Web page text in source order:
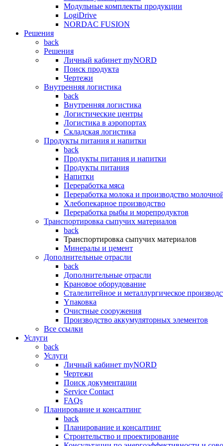
Модульные комплекты продукции
LogiDrive
NORDAC FUSION
Решения
back
Решения
Личный кабинет myNORD
Поиск продукта
Чертежи
Внутренняя логистика
back
Внутренняя логистика
Логистические центры
Логистика в аэропортах
Складская логистика
Продукты питания и напитки
back
Продукты питания и напитки
Продукты питания
Напитки
Переработка мяса
Переработка молока и производство
Хлебопекарное производство
Переработка рыбы и морепродуктов
Транспортировка сыпучих материалов
back
Транспортировка сыпучих материалов
Минералы и цемент
Дополнительные отрасли
back
Дополнительные отрасли
Крановое оборудование
Сталелитейное и металлургическое
Yпаковка
Очистные сооружения
Производство аккумуляторных элементов
Все ссылки
Услуги
back
Услуги
Личный кабинет myNORD
Чертежи
Поиск документации
Service Contact
FAQs
Планирование и консалтинг
back
Планирование и консалтинг
Строительство и проектирование